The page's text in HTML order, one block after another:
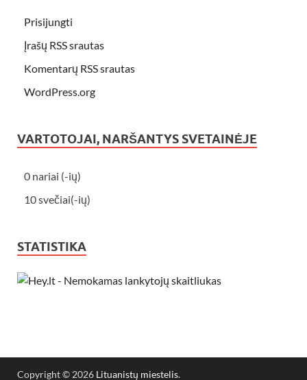
Prisijungti
Įrašų RSS srautas
Komentarų RSS srautas
WordPress.org
VARTOTOJAI, NARŠANTYS SVETAINĖJE
0 nariai (-ių)
10 svečiai(-ių)
STATISTIKA
Copyright © 2026 Lituanistų miestelis.